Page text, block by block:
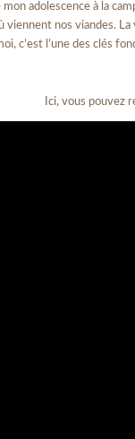
adolescence à la
viennent nos viandes.
c’est l’une des clés
Ici, vous pouvez